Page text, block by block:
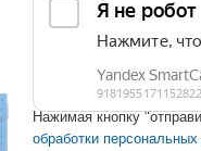
Нажимая кнопку
обработки